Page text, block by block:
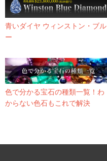
青いダイヤ ウィンストン・ブル
ー
色で分かる宝石の種類一覧！わ
からない色石もこれで解決